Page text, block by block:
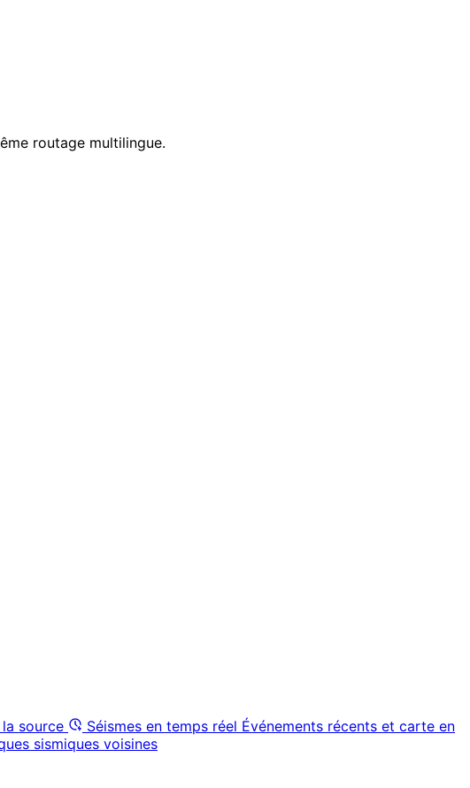
routage multilingue.
source Séismes en temps réel Événements récents et carte en
sismiques voisines